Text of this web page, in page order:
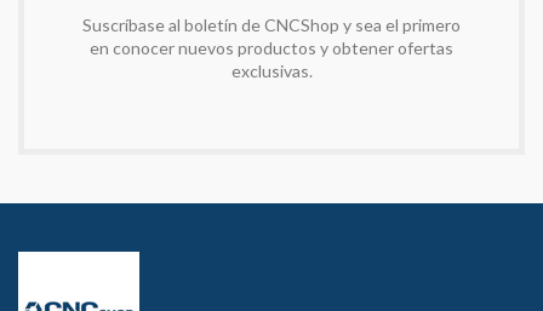
Suscríbase al boletín de CNCShop y sea el primero
en conocer nuevos productos y obtener ofertas
exclusivas.